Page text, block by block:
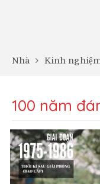
Nhà Kinh
100 năm